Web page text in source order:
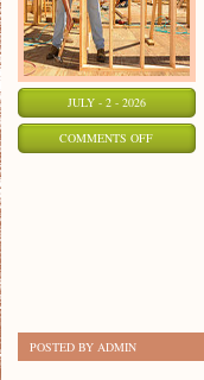
JULY - 2 - 2026
COMMENTS OFFON
POSTED BY ADMIN